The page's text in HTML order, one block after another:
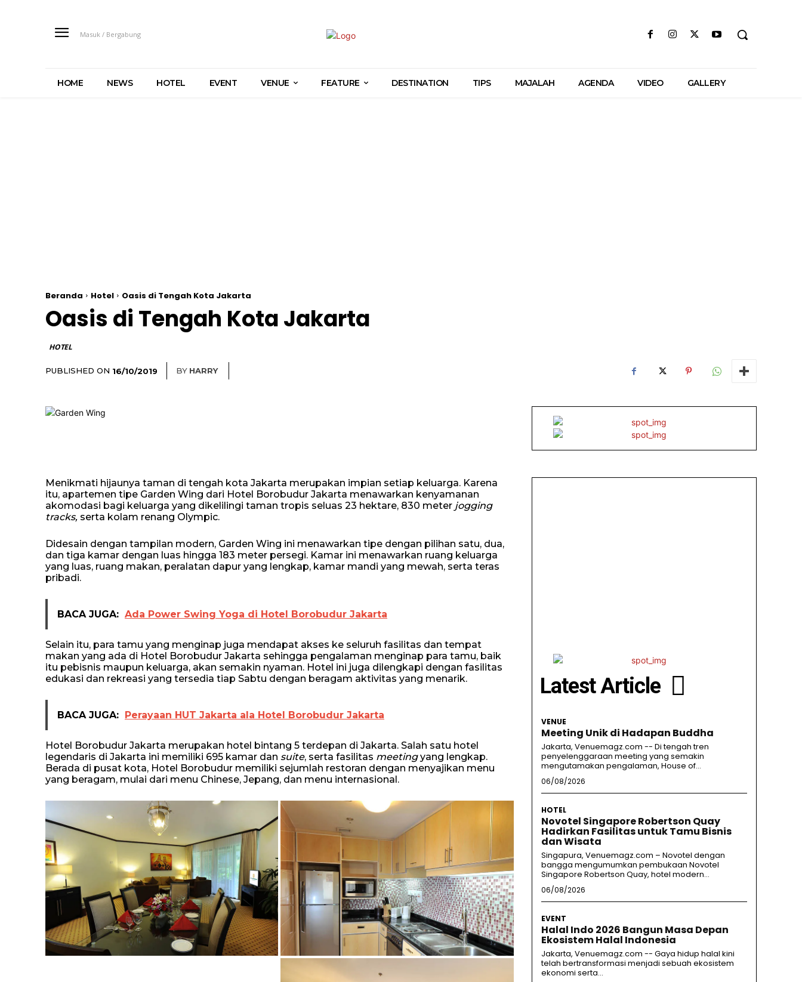
Masuk / Bergabung
HOME NEWS HOTEL EVENT VENUE FEATURE DESTINATION TIPS MAJALAH AGENDA VIDEO GALLERY
Beranda Hotel Oasis di Tengah Kota Jakarta
Oasis di Tengah Kota Jakarta
HOTEL
PUBLISHED ON 16/10/2019 BY HARRY
Menikmati hijaunya taman di tengah kota Jakarta merupakan impian setiap keluarga. Karena
itu, apartemen tipe Garden Wing dari Hotel Borobudur Jakarta menawarkan kenyamanan
akomodasi bagi keluarga yang dikelilingi taman tropis seluas 23 hektare, 830 meter jogging
tracks, serta kolam renang Olympic.
Didesain dengan tampilan modern, Garden Wing ini menawarkan tipe dengan pilihan satu, dua,
dan tiga kamar dengan luas hingga 183 meter persegi. Kamar ini menawarkan ruang keluarga
yang luas, ruang makan, peralatan dapur yang lengkap, kamar mandi yang mewah, serta teras
pribadi.
BACA JUGA: Ada Power Swing Yoga di Hotel Borobudur Jakarta
Selain itu, para tamu yang menginap juga mendapat akses ke seluruh fasilitas dan tempat
makan yang ada di Hotel Borobudur Jakarta sehingga pengalaman menginap para tamu, baik
itu pebisnis maupun keluarga, akan semakin nyaman. Hotel ini juga dilengkapi dengan fasilitas
edukasi dan rekreasi yang tersedia tiap Sabtu dengan beragam aktivitas yang menarik.
BACA JUGA: Perayaan HUT Jakarta ala Hotel Borobudur Jakarta
Hotel Borobudur Jakarta merupakan hotel bintang 5 terdepan di Jakarta. Salah satu hotel
legendaris di Jakarta ini memiliki 695 kamar dan suite, serta fasilitas meetingyang lengkap.
Berada di pusat kota, Hotel Borobudur memiliki sejumlah restoran dengan menyajikan menu
yang beragam, mulai dari menu Chinese, Jepang, dan menu internasional.
Latest Article
VENUE
Meeting Unik di Hadapan Buddha
Jakarta, Venuemagz.com -- Di tengah tren
penyelenggaraan meeting yang semakin
mengutamakan pengalaman, House of...
06/08/2026
HOTEL
Novotel Singapore Robertson Quay
Hadirkan Fasilitas untuk Tamu Bisnis
dan Wisata
Singapura, Venuemagz.com – Novotel dengan
bangga mengumumkan pembukaan Novotel
Singapore Robertson Quay, hotel modern...
06/08/2026
EVENT
Halal Indo 2026 Bangun Masa Depan
Ekosistem Halal Indonesia
Jakarta, Venuemagz.com -- Gaya hidup halal kini
telah bertransformasi menjadi sebuah ekosistem
ekonomi serta...